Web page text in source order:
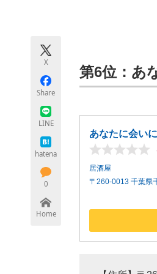
ちょっと気にな
X
Share
LINE
hatena
0
Home
第6位：あ
あなたに会い
居酒屋
〒260-0013 千葉県